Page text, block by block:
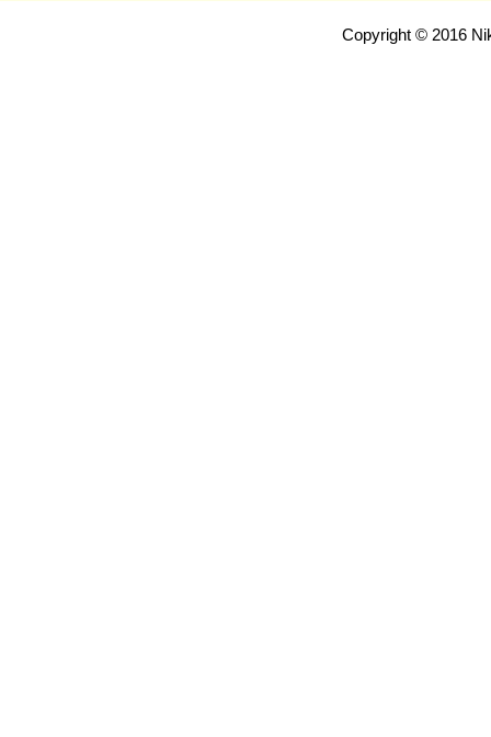
Copyright © 2016